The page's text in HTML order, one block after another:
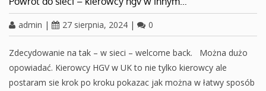
admin | 27 sierpnia, 2024 | 0
Zdecydowanie na tak – w sieci – welcome back. Można dużo
opowiadać. Kierowcy HGV w UK to nie tylko kierowcy ale
postaram sie krok po kroku pokazac jak można w łatwy sposób